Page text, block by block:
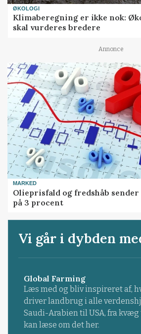
ØKOLOGI
Klimaberegning er ikke nok:
skal vurderes bredere
Annonce
MARKED
Olieprisfald og fredshåb
på 3 procent
Vi går i dybden
Global Farming
Læs med og bliv inspireret af,
driver landbrug i alle
Saudi-Arabien til USA, fra
kan læse om det her.